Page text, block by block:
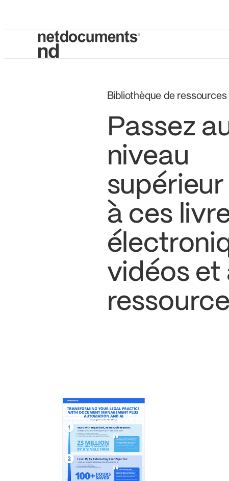
Bibliothèque de ressources
Passez
niveau
à ces
vidéos et